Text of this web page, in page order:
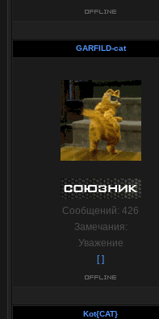
GARFILD-cat
Сообщений: 426
Замечания:
Уважение
[ ]
Kot{CAT}